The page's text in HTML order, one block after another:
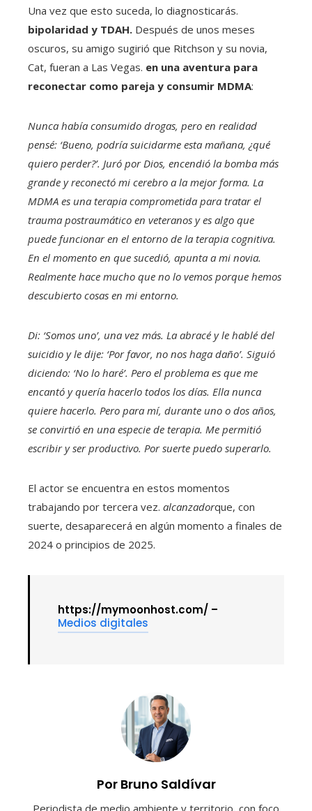
Una vez que esto suceda, lo diagnosticarás.
bipolaridad y TDAH. Después de unos meses
oscuros, su amigo sugirió que Ritchson y su novia,
Cat, fueran a Las Vegas. en una aventura para
reconectar como pareja y consumir MDMA:
Nunca había consumido drogas, pero en realidad
pensé: ‘Bueno, podría suicidarme esta mañana, ¿qué
quiero perder?’. Juró por Dios, encendió la bomba más
grande y reconectó mi cerebro a la mejor forma. La
MDMA es una terapia comprometida para tratar el
trauma postraumático en veteranos y es algo que
puede funcionar en el entorno de la terapia cognitiva.
En el momento en que sucedió, apunta a mi novia.
Realmente hace mucho que no lo vemos porque hemos
descubierto cosas en mi entorno.
Di: ‘Somos uno’, una vez más. La abracé y le hablé del
suicidio y le dije: ‘Por favor, no nos haga daño’. Siguió
diciendo: ‘No lo haré’. Pero el problema es que me
encantó y quería hacerlo todos los días. Ella nunca
quiere hacerlo. Pero para mí, durante uno o dos años,
se convirtió en una especie de terapia. Me permitió
escribir y ser productivo. Por suerte puedo superarlo.
El actor se encuentra en estos momentos
trabajando por tercera vez. alcanzadorque, con
suerte, desaparecerá en algún momento a finales de
2024 o principios de 2025.
https://mymoonhost.com/ –
Medios digitales
Por Bruno Saldívar
Periodista de medio ambiente y territorio, con foco